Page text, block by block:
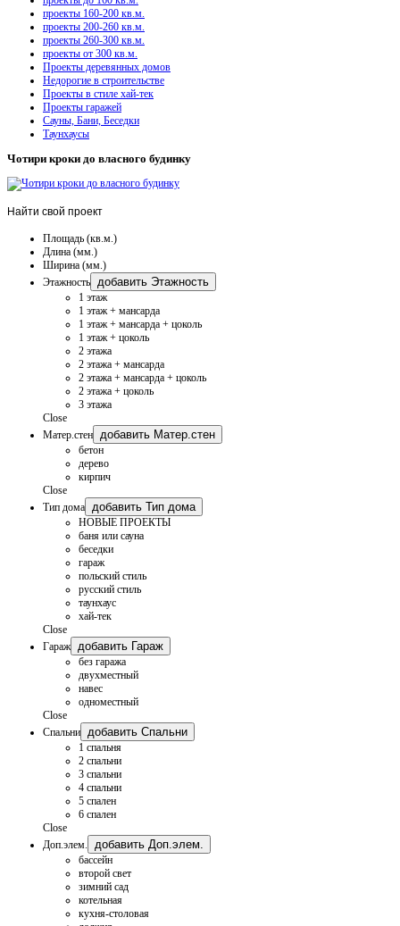
проекты 160-200 кв.м.
проекты 200-260 кв.м.
проекты 260-300 кв.м.
проекты от 300 кв.м.
Проекты деревянных домов
Недорогие в строительстве
Проекты в стиле хай-тек
Проекты гаражей
Сауны, Бани, Беседки
Таунхаусы
Чотири кроки до власного будинку
Найти свой проект
Площадь (кв.м.)
Длина (мм.)
Ширина (мм.)
Этажность
добавить Этажность
1 этаж
1 этаж + мансарда
1 этаж + мансарда + цоколь
1 этаж + цоколь
2 этажа
2 этажа + мансарда
2 этажа + мансарда + цоколь
2 этажа + цоколь
3 этажа
Close
Матер.стен
добавить Матер.стен
бетон
дерево
кирпич
Close
Тип дома
добавить Тип дома
НОВЫЕ ПРОЕКТЫ
баня или сауна
беседки
гараж
польский стиль
русский стиль
таунхаус
хай-тек
Close
Гараж
добавить Гараж
без гаража
двухместный
навес
одноместный
Close
Спальни
добавить Спальни
1 спальня
2 спальни
3 спальни
4 спальни
5 спален
6 спален
Close
Доп.элем.
добавить Доп.элем.
бассейн
второй свет
зимний сад
котельная
кухня-столовая